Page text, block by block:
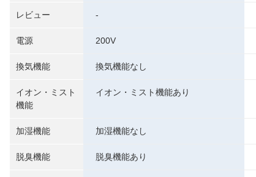
レビュー
電源
換気機能
イオン・ミスト
機能
加湿機能
脱臭機能
-
200V
換気機能なし
イオン・ミスト機能あり
加湿機能なし
脱臭機能あり